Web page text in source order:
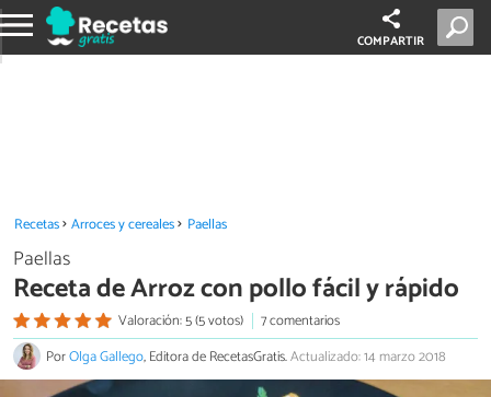
COMPARTIR
Recetas Arroces y cereales Paellas
Paellas
Receta de Arroz con pollo fácil y rápido
Valoración: 5 (5 votos)
7 comentarios
PorOlga Gallego, Editora de RecetasGratis.Actualizado: 14 marzo 2018